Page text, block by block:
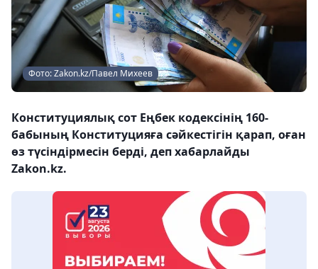
Фото: Zakon.kz/Павел Михеев
Конституциялық сот Еңбек кодексінің 160-
бабының Конституцияға сәйкестігін қарап, оған
өз түсіндірмесін берді, деп хабарлайды
Zakon.kz.